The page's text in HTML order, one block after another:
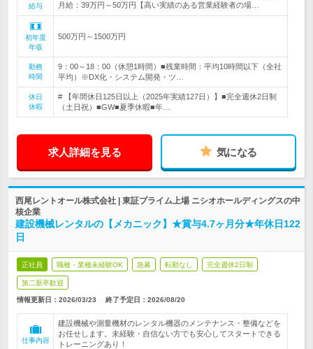
給与
月給：39万円～50万円【高い実績のある営業経験者の場…
初年度
年収
500万円～1500万円
勤務
時間
9：00～18：00（休憩1時間）■残業時間：平均10時間以下（全社
平均）※DX化・システム開発・ツ…
休日
休暇
# 【年間休日125日以上（2025年実績127日）】■完全週休2日制
（土日祝）■GW■夏季休暇■年…
求人詳細を見る 気になる
西尾レントオール株式会社 | 東証プライム上場 ニシオホールディングスの中
核企業
建設機械レンタルの【メカニック】★賞与4.7ヶ月分★年休日122
日
正社員 職種・業種未経験OK 急募 転勤なし 完全週休2日制
第二新卒歓迎
情報更新日：2026/03/23 終了予定日： 2026/08/20
仕事内容
建設機械や測量機材のレンタル機器のメンテナンス・整備などを
お任せします。未経験・自信ない方でも安心してスタートできる
トレーニングあり！